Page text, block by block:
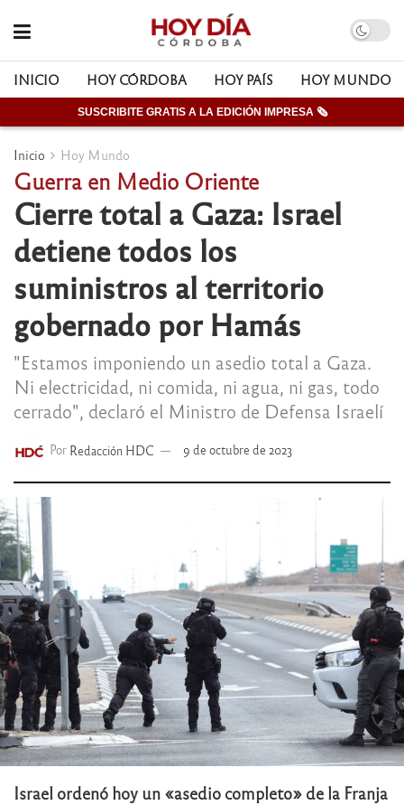
INICIO HOY CÓRDOBA HOY PAÍS HOY MUNDO
SUSCRIBITE GRATIS A LA EDICIÓN IMPRESA 🗞
Inicio Hoy Mundo
Guerra en Medio Oriente
Cierre total a Gaza: Israel
detiene todos los
suministros al territorio
gobernado por Hamás
"Estamos imponiendo un asedio total a Gaza.
Ni electricidad, ni comida, ni agua, ni gas, todo
cerrado", declaró el Ministro de Defensa Israelí
Por Redacción HDC 9 de octubre de 2023
Israel ordenó hoy un «asedio completo» de la Franja